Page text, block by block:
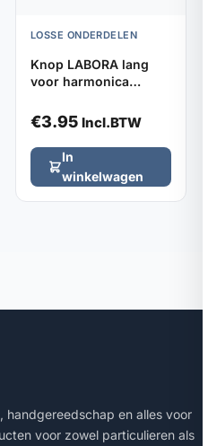
LOSSE ONDERDELEN
Knop LABORA lang
voor harmonica
verpakt per 2
€3.95 Incl.BTW
In
winkelwagen
handgereedschap en alles voor
voor zowel particulieren als